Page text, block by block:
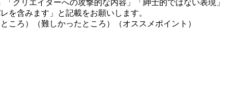
クリエイターへの攻撃的な内容」「紳士的ではない表現」
を含みます」と記載をお願いします。
ころ）（難しかったところ）（オススメポイント）